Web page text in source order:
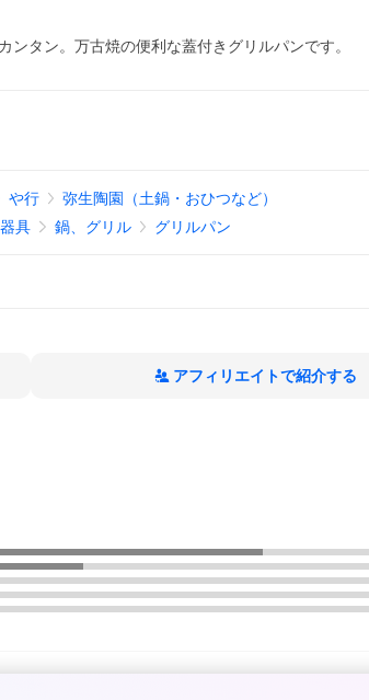
タン。万古焼の便利な蓋付きグリルパンです。
や行
弥生陶園（土鍋・おひつなど）
具 鍋、グリル グリルパン
アフィリエイトで紹介する